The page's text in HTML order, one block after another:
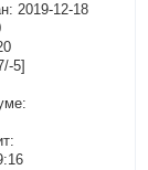
: 2019-12-18
5]